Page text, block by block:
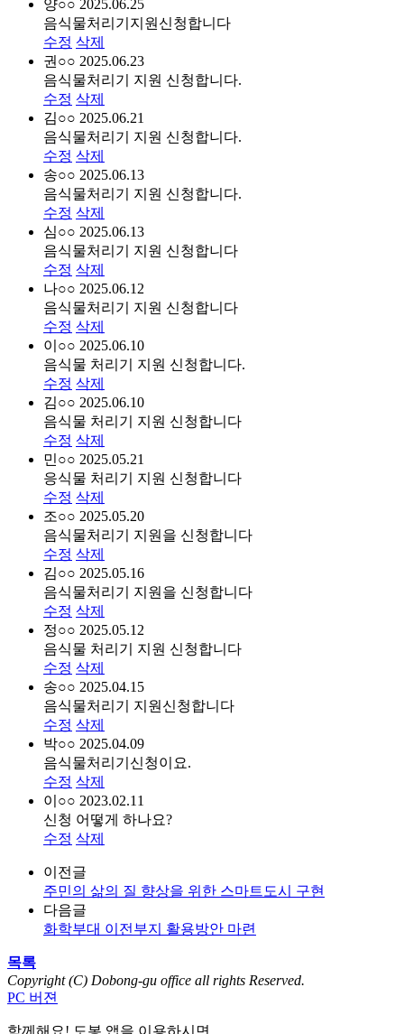
양○○ 2025.06.25
음식물처리기지원신청합니다
수정 삭제
권○○ 2025.06.23
음식물처리기 지원 신청합니다.
수정 삭제
김○○ 2025.06.21
음식물처리기 지원 신청합니다.
수정 삭제
송○○ 2025.06.13
음식물처리기 지원 신청합니다.
수정 삭제
심○○ 2025.06.13
음식물처리기 지원 신청합니다
수정 삭제
나○○ 2025.06.12
음식물처리기 지원 신청합니다
수정 삭제
이○○ 2025.06.10
음식물 처리기 지원 신청합니다.
수정 삭제
김○○ 2025.06.10
음식물 처리기 지원 신청합니다
수정 삭제
민○○ 2025.05.21
응식물 처리기 지원 신청합니다
수정 삭제
조○○ 2025.05.20
음식물처리기 지원을 신청합니다
수정 삭제
김○○ 2025.05.16
음식물처리기 지원을 신청합니다
수정 삭제
정○○ 2025.05.12
음식물 처리기 지원 신청합니다
수정 삭제
송○○ 2025.04.15
음식물처리기 지원신청합니다
수정 삭제
박○○ 2025.04.09
음식물처리기신청이요.
수정 삭제
이○○ 2023.02.11
신청 어떻게 하나요?
수정 삭제
이전글
주민의 삶의 질 향상을 위한 스마트도시 구현
다음글
화학부대 이전부지 활용방안 마련
목록
Copyright (C) Dobong-gu office all rights Reserved.
PC 버젼
함께해요! 도봉 앱을 이용하시면